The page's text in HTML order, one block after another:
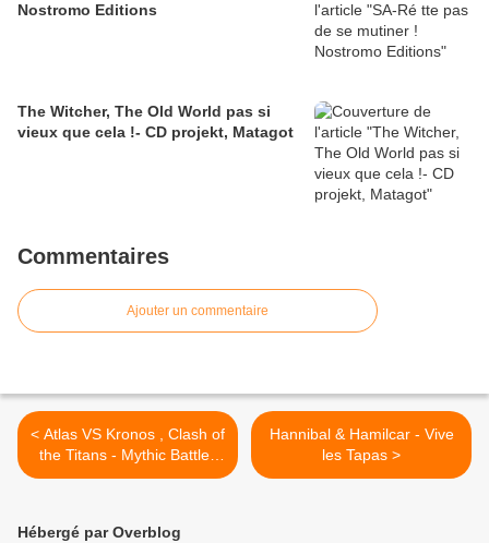
Nostromo Editions
The Witcher, The Old World pas si
vieux que cela !- CD projekt, Matagot
Commentaires
Ajouter un commentaire
< Atlas VS Kronos , Clash of
the Titans - Mythic Battles
Pantheon
Hannibal & Hamilcar - Vive
les Tapas >
Hébergé par Overblog